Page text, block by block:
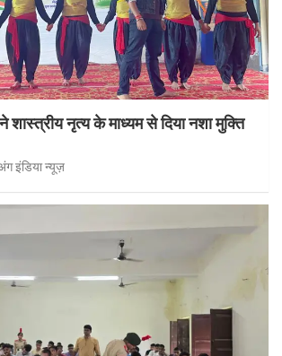
नृत्य के माध्यम से दिया नशा मुक्ति
इंडिया न्यूज़